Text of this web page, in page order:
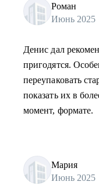
Роман
Июнь 2025
Денис дал
пригодятся.
переупаковать
показать их в
момент, формате.
Мария
Июнь 2025